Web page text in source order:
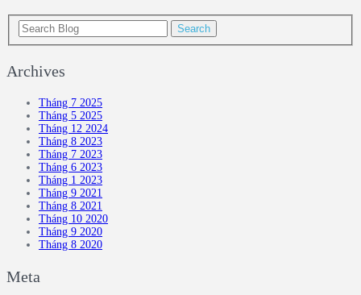
Archives
Tháng 7 2025
Tháng 5 2025
Tháng 12 2024
Tháng 8 2023
Tháng 7 2023
Tháng 6 2023
Tháng 1 2023
Tháng 9 2021
Tháng 8 2021
Tháng 10 2020
Tháng 9 2020
Tháng 8 2020
Meta